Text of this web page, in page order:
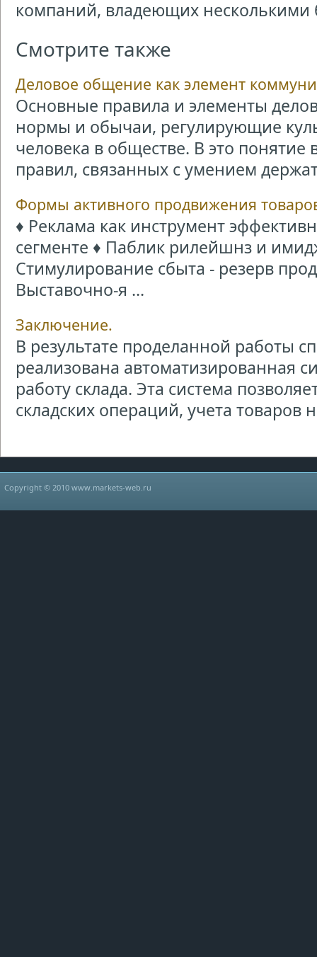
компаний, владеющих несколькими
Смотрите также
Деловое общение как элемент
Основные правила и элементы
нормы и обычаи, регулирующие
человека в обществе. В это понятие
правил, связанных с умением
Формы активного продвижения
♦ Реклама как инструмент
сегменте ♦ Паблик рилейшнз и
Стимулирование сбыта - резерв
Выставочно-я ...
Заключение.
В результате проделанной работы
реализована автоматизированная
работу склада. Эта система
складских операций, учета товаров
Copyright © 2010 www.markets-web.ru